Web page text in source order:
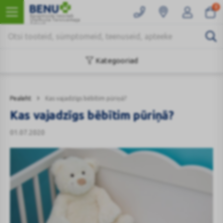
0
Pealeht Kas vajadzīgs bēbītim pūriņā?
Kategooriad
Kas vajadzīgs bēbītim pūriņā?